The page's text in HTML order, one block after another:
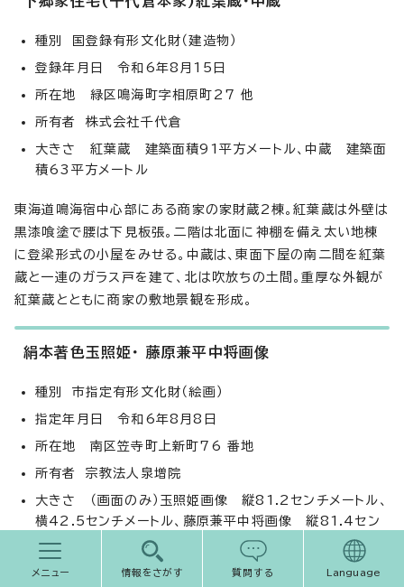
種別 国登録有形文化財（建造物）
登録年月日 令和6年8月15日
所在地 緑区鳴海町字相原町27 他
所有者 株式会社千代倉
大きさ 紅葉蔵 建築面積91平方メートル、中蔵 建築面
積63平方メートル
東海道鳴海宿中心部にある商家の家財蔵2棟。紅葉蔵は外壁は
黒漆喰塗で腰は下見板張。二階は北面に神棚を備え太い地棟
に登梁形式の小屋をみせる。中蔵は、東面下屋の南二間を紅葉
蔵と一連のガラス戸を建て、北は吹放ちの土間。重厚な外観が
紅葉蔵とともに商家の敷地景観を形成。
絹本著色玉照姫・ 藤原兼平中将画像
種別 市指定有形文化財（絵画）
指定年月日 令和6年8月8日
所在地 南区笠寺町上新町76 番地
所有者 宗教法人泉増院
大きさ （画面のみ）玉照姫画像 縦81.2センチメートル、
横42.5センチメートル、藤原兼平中将画像 縦81.4セン
チメートル、横42.5センチメートル
メニュー 情報をさがす 質問する Language